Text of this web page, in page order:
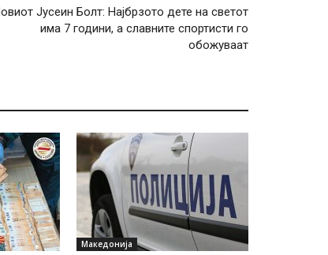
Јусеин Болт: Најбрзото дете на светот
има 7 години, а славните спортисти го
обожуваат
Македонија